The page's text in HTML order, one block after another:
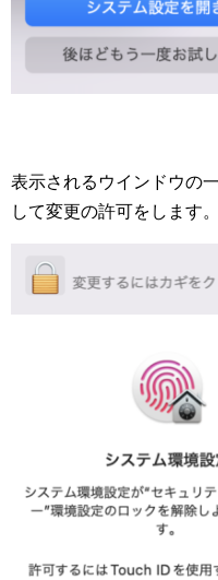
表示されるウインドウの
して変更の許可をします。